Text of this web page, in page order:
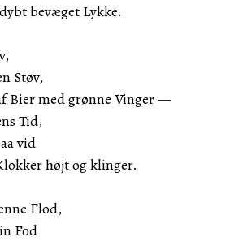
bevæget Lykke.
Støv,
Bier med grønne Vinger —
Tid,
vid
højt og klinger.
Flod,
Fod